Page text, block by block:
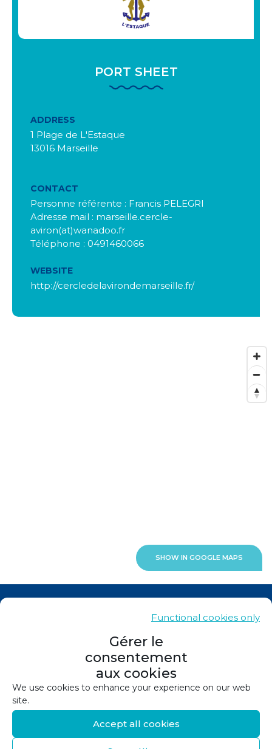
Gérer le
consentement
aux cookies
We use cookies to enhance your experience on our web
site.
Accept all cookies
Functional cookies only
PORT SHEET
ADDRESS
1 Plage de L'Estaque
13016 Marseille
CONTACT
Personne référente : Francis PELEGRI
Adresse mail : marseille.cercle-
aviron(at)wanadoo.fr
Téléphone : 0491460066
WEBSITE
http://cercledelavirondemarseille.fr/
SHOW IN GOOGLE MAPS
Legals
Privacy policy
Cookie policy (EU)